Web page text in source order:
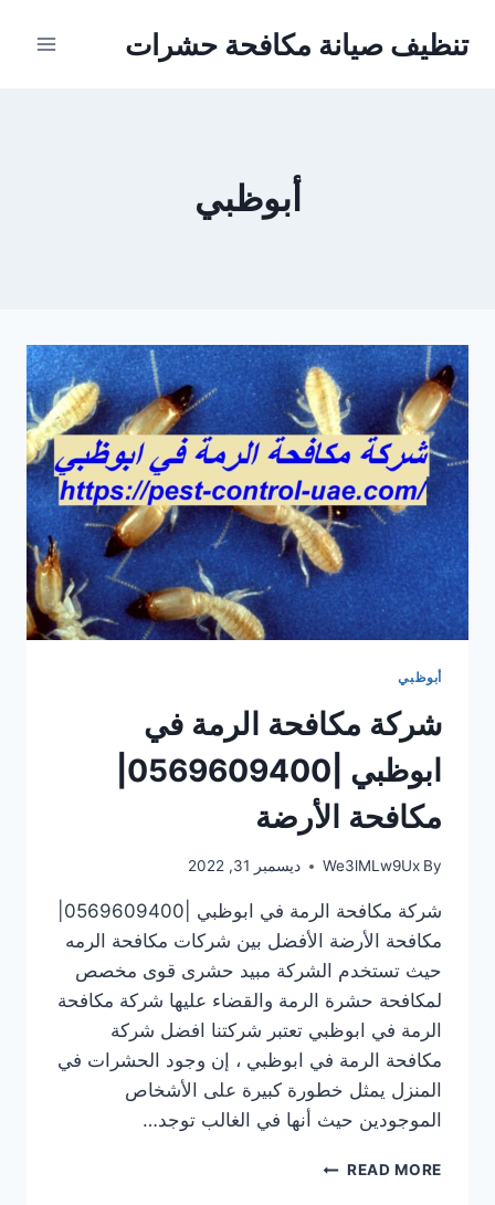
تنظيف صيانة مكافحة حشرات
أبوظبي
أبوظبي
شركة مكافحة الرمة في
مكافحة الأرضة
By
We3lMLw9Ux ديسمبر 31, 2022
مكافحة الأرضة الأفضل بين شركات مكافحة الرمه
حيث تستخدم الشركة مبيد حشرى قوى مخصص
لمكافحة حشرة الرمة والقضاء عليها شركة مكافحة
الرمة في ابوظبي تعتبر شركتنا افضل شركة
مكافحة الرمة في ابوظبي ، إن وجود الحشرات في
المنزل يمثل خطورة كبيرة على الأشخاص
الموجودين حيث أنها في الغالب توجد…
READ MOREشركة